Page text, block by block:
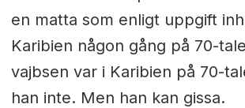
en matta som enligt uppgift
Karibien någon gång på 70-
vajbsen var i Karibien på 70-
han inte. Men han kan gissa.